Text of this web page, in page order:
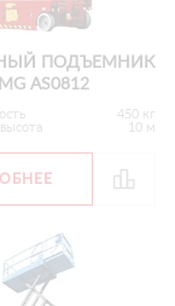
ПОДЪЕМНИК
AS0812
450 кг
10 м